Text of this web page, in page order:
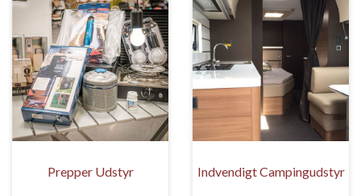
Prepper Udstyr Indvendigt Campingudstyr